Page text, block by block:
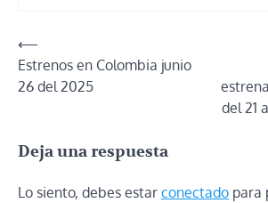
Navegación
de
⟵
Estrenos en Colombia junio
26 del 2025
del 21
Deja una respuesta
Lo siento, debes estar conectado para